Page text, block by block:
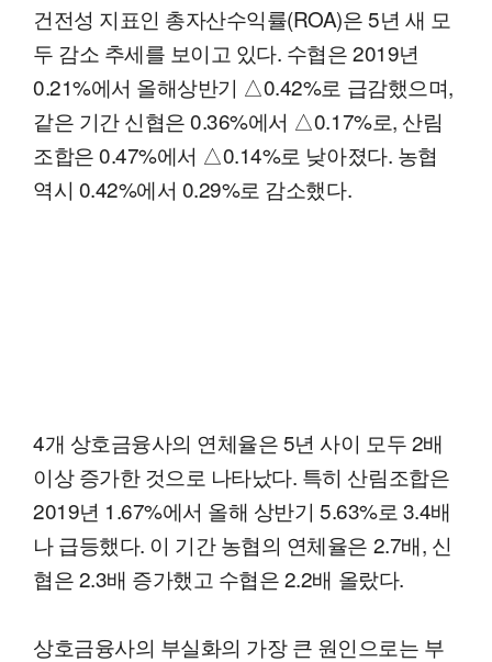
건전성 지표인 총자산수익률(ROA)은 5년 새 모
두 감소 추세를 보이고 있다. 수협은 2019년
0.21%에서 올해상반기 △0.42%로 급감했으며,
같은 기간 신협은 0.36%에서 △0.17%로, 산림
조합은 0.47%에서 △0.14%로 낮아졌다. 농협
역시 0.42%에서 0.29%로 감소했다.
4개 상호금융사의 연체율은 5년 사이 모두 2배
이상 증가한 것으로 나타났다. 특히 산림조합은
2019년 1.67%에서 올해 상반기 5.63%로 3.4배
나 급등했다. 이 기간 농협의 연체율은 2.7배, 신
협은 2.3배 증가했고 수협은 2.2배 올랐다.
상호금융사의 부실화의 가장 큰 원인으로는 부